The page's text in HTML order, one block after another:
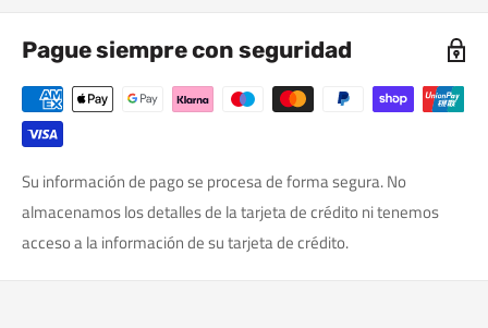
Pague siempre con seguridad
Su información de pago se procesa de forma segura. No
almacenamos los detalles de la tarjeta de crédito ni tenemos
acceso a la información de su tarjeta de crédito.